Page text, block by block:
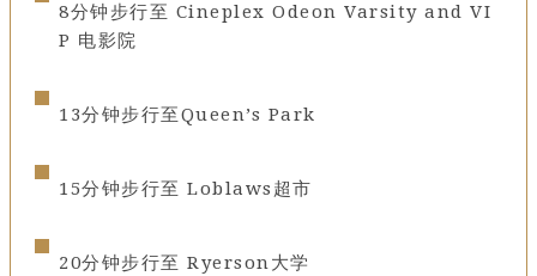
8分钟步行至 Cineplex Odeon Varsity and VI
P 电影院
13分钟步行至Queen’s Park
15分钟步行至 Loblaws超市
20分钟步行至 Ryerson大学